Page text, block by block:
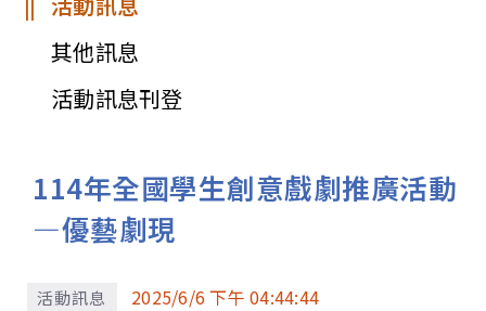
其他訊息
活動訊息刊登
114年全國學生創意戲劇推廣活動
—優藝劇現
活動訊息 2025/6/6 下午 04:44:44